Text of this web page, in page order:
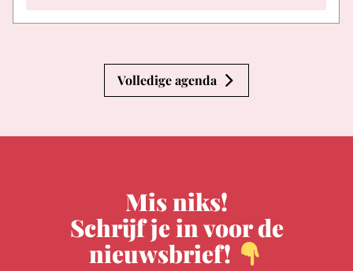
Volledige agenda
Mis niks!
Schrijf je in voor de
nieuwsbrief!